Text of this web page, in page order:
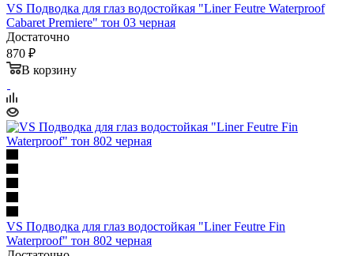
VS Подводка для глаз водостойкая "Liner Feutre Waterproof
Cabaret Premiere" тон 03 черная
Достаточно
870 ₽
В корзину
VS Подводка для глаз водостойкая "Liner Feutre Fin
Waterproof" тон 802 черная